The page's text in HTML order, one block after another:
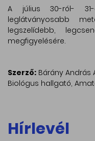
A július 30-ról-
leglátványosabb
legszelídebb,
megfigyelésére.
Szerző: Bárány András
Biológus hallgató,
Hírlevél